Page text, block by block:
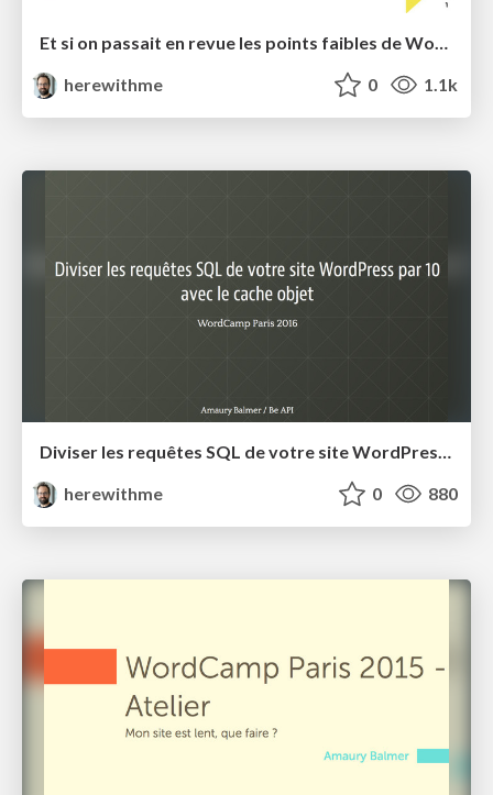
Et si on passait en revue les points faibles de WordPress ?
herewithme
0 1.1k
Diviser les requêtes SQL de votre site WordPress par 10 avec le cache objet - WordCamp Paris 2016
herewithme
0 880